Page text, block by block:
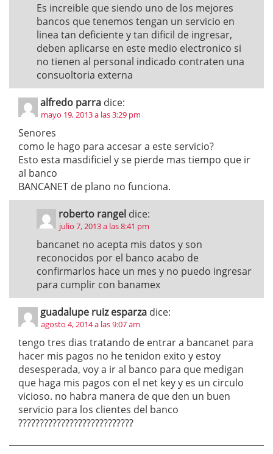
Es increible que siendo uno de los mejores
bancos que tenemos tengan un servicio en
linea tan deficiente y tan dificil de ingresar,
deben aplicarse en este medio electronico si
no tienen al personal indicado contraten una
consuoltoria externa
alfredo parra dice:
mayo 19, 2013 a las 3:29 pm
Senores
como le hago para accesar a este servicio?
Esto esta masdificiel y se pierde mas tiempo que ir
al banco
BANCANET de plano no funciona.
roberto rangel dice:
julio 7, 2013 a las 8:41 pm
bancanet no acepta mis datos y son
reconocidos por el banco acabo de
confirmarlos hace un mes y no puedo ingresar
para cumplir con banamex
guadalupe ruiz esparza dice:
agosto 4, 2014 a las 9:07 am
tengo tres dias tratando de entrar a bancanet para
hacer mis pagos no he tenidon exito y estoy
desesperada, voy a ir al banco para que medigan
que haga mis pagos con el net key y es un circulo
vicioso. no habra manera de que den un buen
servicio para los clientes del banco
???????????????????????????